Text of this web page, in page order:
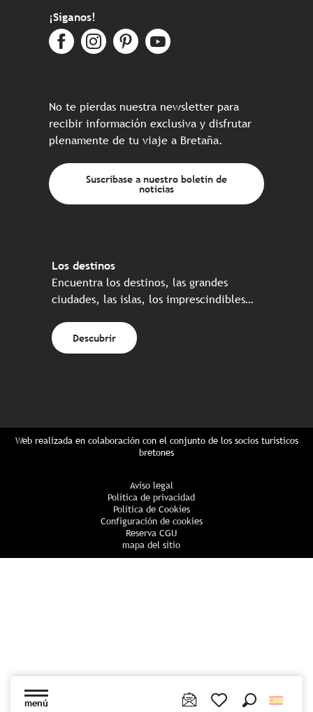
menú
¡Síganos!
No te pierdas nuestra newsletter para
recibir información exclusiva y disfrutar
plenamente de tu viaje a Bretaña.
Suscríbase a nuestro boletín de
noticias
Los destinos
Encuentra los destinos, las grandes
ciudades, las islas, los imprescindibles…
Descubrir
Web realizada en colaboración con el conjunto de los socios turísticos
bretones
Aviso legal
Política de privacidad
Política de Cookies
Configuración de cookies
Reserva CGU
mapa del sitio